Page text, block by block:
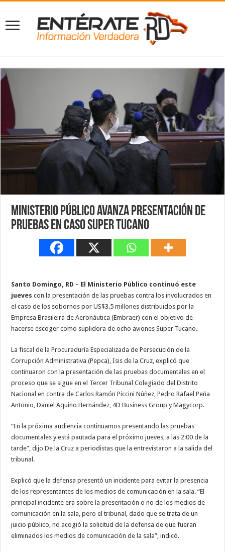
Ministerio Público avanza presentación de
pruebas en caso Super Tucano
Santo Domingo, RD – El Ministerio Público continuó este
jueves con la presentación de las pruebas contra los involucrados en
el caso de los sobornos por US$3.5 millones distribuidos por la
Empresa Brasileira de Aeronáutica (Embraer) con el objetivo de
hacerse escoger como suplidora de ocho aviones Super Tucano.
La fiscal de la Procuraduría Especializada de Persecución de la
Corrupción Administrativa (Pepca), Isis de la Cruz, explicó que
continuaron con la presentación de las pruebas documentales en el
proceso que se sigue en el Tercer Tribunal Colegiado del Distrito
Nacional en contra de Carlos Ramón Piccini Núñez, Pedro Rafael Peña
Antonio, Daniel Aquino Hernández, 4D Business Group y Magycorp.
“En la próxima audiencia continuamos presentando las pruebas
documentales y está pautada para el próximo jueves, a las 2:00 de la
tarde”, dijo De la Cruz a periodistas que la entrevistaron a la salida del
tribunal.
Explicó que la defensa presentó un incidente para evitar la presencia
de los representantes de los medios de comunicación en la sala. “El
principal incidente era sobre la presentación o no de los medios de
comunicación en la sala, pero el tribunal, dado que se trata de un
juicio público, no acogió la solicitud de la defensa de que fueran
eliminados los medios de comunicación de la sala”, indicó.